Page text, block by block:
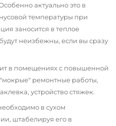
актуально это в
температуры при
заносится в теплое
неизбежны, если вы сразу
в помещениях с повышенной
ремонтные работы,
устройство стяжек.
в сухом
штабелируя его в